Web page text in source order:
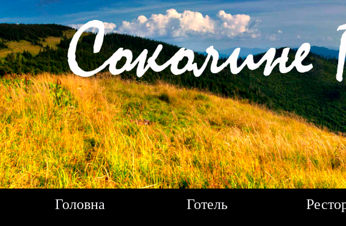
Головна Готель